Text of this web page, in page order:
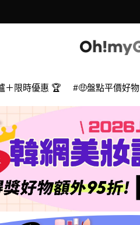
＋限時優惠 🏆 🤑盤點平價好物